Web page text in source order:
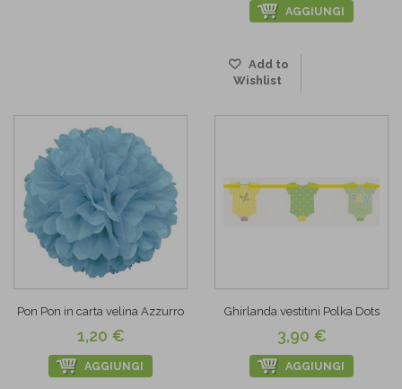
AGGIUNGI
Add to
Wishlist
Pon Pon in carta velina Azzurro
1,20 €
AGGIUNGI
Ghirlanda vestitini Polka Dots
3,90 €
AGGIUNGI